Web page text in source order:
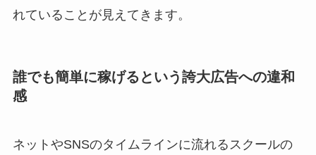
れていることが見えてきます。
誰でも簡単に稼げるという誇大広告への違和
感
ネットやSNSのタイムラインに流れるスクールの